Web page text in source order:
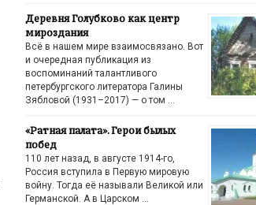
Деревня Голубково как центр
мироздания
Всё в нашем мире взаимосвязано. Вот
и очередная публикация из
воспоминаний талантливого
петербургского литератора Галины
Зябловой (1931–2017) — о том …
«Ратная палата». Герои былых
побед
110 лет назад, в августе 1914-го,
Россия вступила в Первую мировую
войну. Тогда её называли Великой или
Германской. А в Царском …